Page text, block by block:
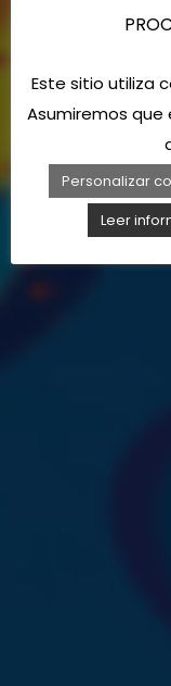
Este sitio utiliza
Asumiremos
Personalizar
Leer